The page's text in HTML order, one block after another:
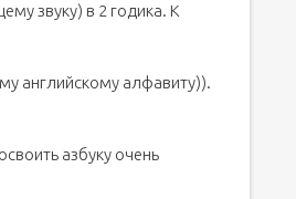
звуку) в 2 годика. К
английскому алфавиту)).
азбуку очень